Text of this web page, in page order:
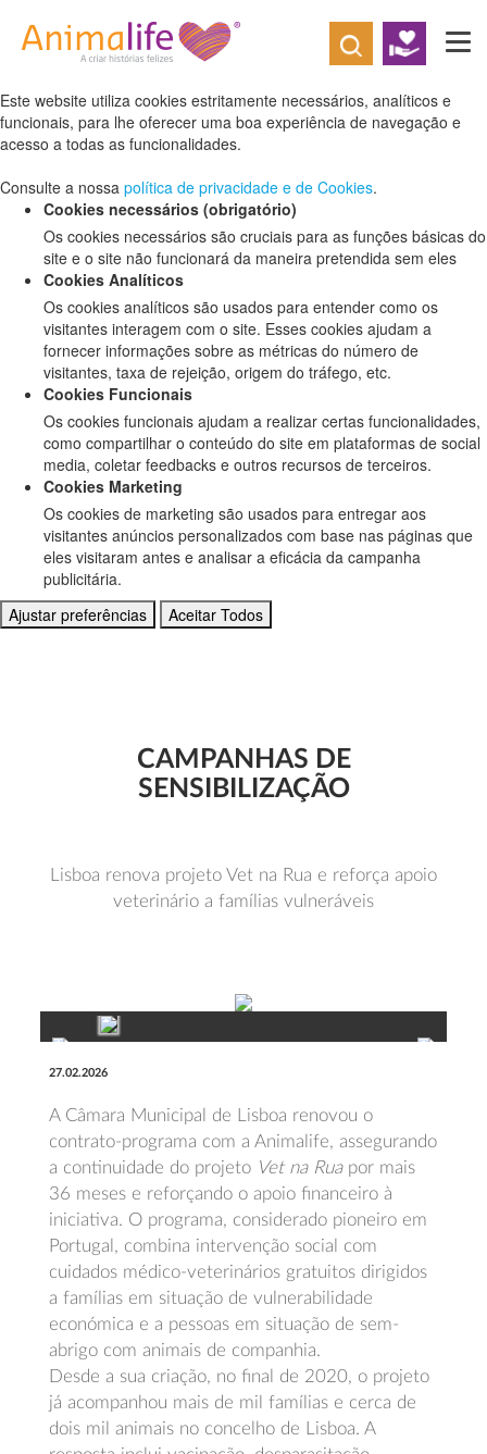
Defina as suas preferências de cookies
para este website.
Este website utiliza cookies estritamente necessários, analíticos e
funcionais, para lhe oferecer uma boa experiência de navegação e
acesso a todas as funcionalidades.
Consulte a nossa política de privacidade e de Cookies.
Cookies necessários (obrigatório)
Os cookies necessários são cruciais para as funções básicas do
site e o site não funcionará da maneira pretendida sem eles
Cookies Analíticos
Os cookies analíticos são usados para entender como os
visitantes interagem com o site. Esses cookies ajudam a
fornecer informações sobre as métricas do número de
visitantes, taxa de rejeição, origem do tráfego, etc.
Cookies Funcionais
Os cookies funcionais ajudam a realizar certas funcionalidades,
como compartilhar o conteúdo do site em plataformas de social
media, coletar feedbacks e outros recursos de terceiros.
Cookies Marketing
Os cookies de marketing são usados para entregar aos
visitantes anúncios personalizados com base nas páginas que
eles visitaram antes e analisar a eficácia da campanha
publicitária.
Ajustar preferências
Aceitar Todos
CAMPANHAS DE
SENSIBILIZAÇÃO
Lisboa renova projeto Vet na Rua e reforça apoio
veterinário a famílias vulneráveis
27.02.2026
A Câmara Municipal de Lisboa renovou o
contrato-programa com a Animalife, assegurando
a continuidade do projeto Vet na Ruapor mais
36 meses e reforçando o apoio financeiro à
iniciativa. O programa, considerado pioneiro em
Portugal, combina intervenção social com
cuidados médico-veterinários gratuitos dirigidos
a famílias em situação de vulnerabilidade
económica e a pessoas em situação de sem-
abrigo com animais de companhia.
Desde a sua criação, no final de 2020, o projeto
já acompanhou mais de mil famílias e cerca de
dois mil animais no concelho de Lisboa. A